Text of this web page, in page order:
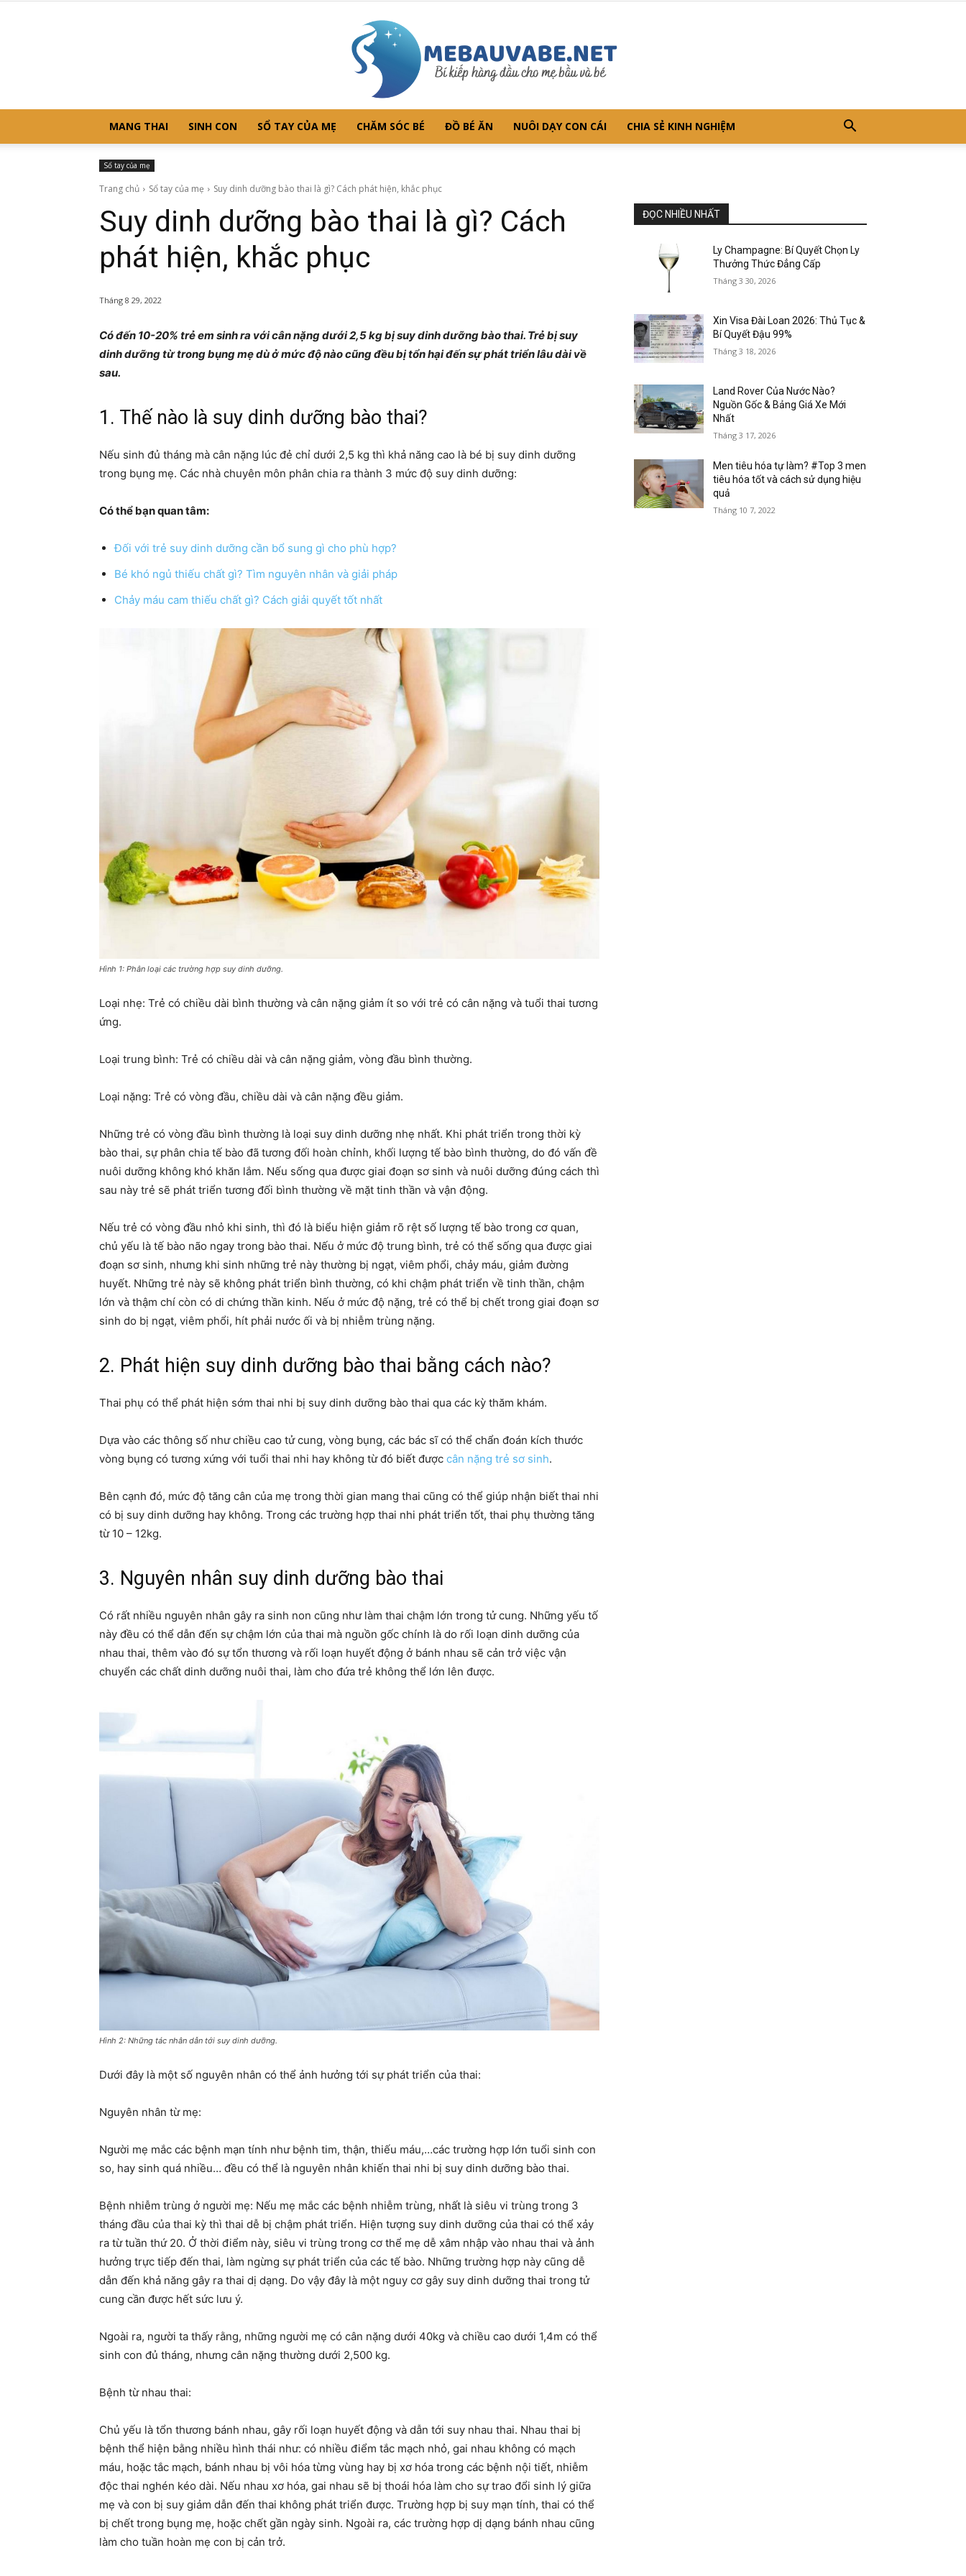
Chia
cho
MANG THAI SINH CON SỔ TAY CỦA MẸ CHĂM SÓC BÉ ĐỒ BÉ ĂN NUÔI DẠY CON CÁI CHIA SẺ KINH NGHIỆM
Sổ tay của mẹ
Trang chủ Sổ tay của mẹ Suy dinh dưỡng bào thai là gì? Cách phát hiện, khắc phục
Suy dinh dưỡng bào thai là gì? Cách
phát hiện, khắc phục
Tháng 8 29, 2022
Có đến 10-20% trẻ em sinh ra với cân nặng dưới 2,5 kg bị suy dinh dưỡng bào thai. Trẻ bị suy
dinh dưỡng từ trong bụng mẹ dù ở mức độ nào cũng đều bị tổn hại đến sự phát triển lâu dài về
sau.
1. Thế nào là suy dinh dưỡng bào thai?
Nếu sinh đủ tháng mà cân nặng lúc đẻ chỉ dưới 2,5 kg thì khả năng cao là bé bị suy dinh dưỡng
trong bụng mẹ. Các nhà chuyên môn phân chia ra thành 3 mức độ suy dinh dưỡng:
Có thể bạn quan tâm:
Đối với trẻ suy dinh dưỡng cần bổ sung gì cho phù hợp?
Bé khó ngủ thiếu chất gì? Tìm nguyên nhân và giải pháp
Chảy máu cam thiếu chất gì? Cách giải quyết tốt nhất
Hình 1: Phân loại các trường hợp suy dinh dưỡng.
Loại nhẹ: Trẻ có chiều dài bình thường và cân nặng giảm ít so với trẻ có cân nặng và tuổi thai tương
ứng.
Loại trung bình: Trẻ có chiều dài và cân nặng giảm, vòng đầu bình thường.
Loại nặng: Trẻ có vòng đầu, chiều dài và cân nặng đều giảm.
Những trẻ có vòng đầu bình thường là loại suy dinh dưỡng nhẹ nhất. Khi phát triển trong thời kỳ
bào thai, sự phân chia tế bào đã tương đối hoàn chỉnh, khối lượng tế bào bình thường, do đó vấn đề
nuôi dưỡng không khó khăn lắm. Nếu sống qua được giai đoạn sơ sinh và nuôi dưỡng đúng cách thì
sau này trẻ sẽ phát triển tương đối bình thường về mặt tinh thần và vận động.
Nếu trẻ có vòng đầu nhỏ khi sinh, thì đó là biểu hiện giảm rõ rệt số lượng tế bào trong cơ quan,
chủ yếu là tế bào não ngay trong bào thai. Nếu ở mức độ trung bình, trẻ có thể sống qua được giai
đoạn sơ sinh, nhưng khi sinh những trẻ này thường bị ngạt, viêm phổi, chảy máu, giảm đường
huyết. Những trẻ này sẽ không phát triển bình thường, có khi chậm phát triển về tinh thần, chậm
lớn và thậm chí còn có di chứng thần kinh. Nếu ở mức độ nặng, trẻ có thể bị chết trong giai đoạn sơ
sinh do bị ngạt, viêm phổi, hít phải nước ối và bị nhiễm trùng nặng.
2. Phát hiện suy dinh dưỡng bào thai bằng cách nào?
Thai phụ có thể phát hiện sớm thai nhi bị suy dinh dưỡng bào thai qua các kỳ thăm khám.
Dựa vào các thông số như chiều cao tử cung, vòng bụng, các bác sĩ có thể chẩn đoán kích thước
vòng bụng có tương xứng với tuổi thai nhi hay không từ đó biết được cân nặng trẻ sơ sinh.
Bên cạnh đó, mức độ tăng cân của mẹ trong thời gian mang thai cũng có thể giúp nhận biết thai nhi
có bị suy dinh dưỡng hay không. Trong các trường hợp thai nhi phát triển tốt, thai phụ thường tăng
từ 10 – 12kg.
3. Nguyên nhân suy dinh dưỡng bào thai
Có rất nhiều nguyên nhân gây ra sinh non cũng như làm thai chậm lớn trong tử cung. Những yếu tố
này đều có thể dẫn đến sự chậm lớn của thai mà nguồn gốc chính là do rối loạn dinh dưỡng của
nhau thai, thêm vào đó sự tổn thương và rối loạn huyết động ở bánh nhau sẽ cản trở việc vận
chuyển các chất dinh dưỡng nuôi thai, làm cho đứa trẻ không thể lớn lên được.
Hình 2: Những tác nhân dẫn tới suy dinh dưỡng.
Dưới đây là một số nguyên nhân có thể ảnh hưởng tới sự phát triển của thai:
Nguyên nhân từ mẹ:
Người mẹ mắc các bệnh mạn tính như bệnh tim, thận, thiếu máu,…các trường hợp lớn tuổi sinh con
so, hay sinh quá nhiều… đều có thể là nguyên nhân khiến thai nhi bị suy dinh dưỡng bào thai.
Bệnh nhiễm trùng ở người mẹ: Nếu mẹ mắc các bệnh nhiễm trùng, nhất là siêu vi trùng trong 3
tháng đầu của thai kỳ thì thai dễ bị chậm phát triển. Hiện tượng suy dinh dưỡng của thai có thể xảy
ra từ tuần thứ 20. Ở thời điểm này, siêu vi trùng trong cơ thể mẹ dễ xâm nhập vào nhau thai và ảnh
hưởng trực tiếp đến thai, làm ngừng sự phát triển của các tế bào. Những trường hợp này cũng dễ
dẫn đến khả năng gây ra thai dị dạng. Do vậy đây là một nguy cơ gây suy dinh dưỡng thai trong tử
cung cần được hết sức lưu ý.
Ngoài ra, người ta thấy rằng, những người mẹ có cân nặng dưới 40kg và chiều cao dưới 1,4m có thể
sinh con đủ tháng, nhưng cân nặng thường dưới 2,500 kg.
Bệnh từ nhau thai:
Chủ yếu là tổn thương bánh nhau, gây rối loạn huyết động và dẫn tới suy nhau thai. Nhau thai bị
bệnh thể hiện bằng nhiều hình thái như: có nhiều điểm tắc mạch nhỏ, gai nhau không có mạch
máu, hoặc tắc mạch, bánh nhau bị vôi hóa từng vùng hay bị xơ hóa trong các bệnh nội tiết, nhiễm
độc thai nghén kéo dài. Nếu nhau xơ hóa, gai nhau sẽ bị thoái hóa làm cho sự trao đổi sinh lý giữa
mẹ và con bị suy giảm dẫn đến thai không phát triển được. Trường hợp bị suy mạn tính, thai có thể
bị chết trong bụng mẹ, hoặc chết gần ngày sinh. Ngoài ra, các trường hợp dị dạng bánh nhau cũng
làm cho tuần hoàn mẹ con bị cản trở.
ĐỌC NHIỀU NHẤT
Ly Champagne: Bí Quyết Chọn Ly
Thưởng Thức Đẳng Cấp
Tháng 3 30, 2026
Xin Visa Đài Loan 2026: Thủ Tục &
Bí Quyết Đậu 99%
Tháng 3 18, 2026
Land Rover Của Nước Nào?
Nguồn Gốc & Bảng Giá Xe Mới
Nhất
Tháng 3 17, 2026
Men tiêu hóa tự làm? #Top 3 men
tiêu hóa tốt và cách sử dụng hiệu
quả
Tháng 10 7, 2022